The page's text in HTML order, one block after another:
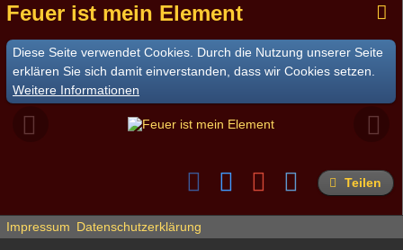
Feuer ist mein Element
Diese Seite verwendet Cookies. Durch die Nutzung unserer Seite
erklären Sie sich damit einverstanden, dass wir Cookies setzen.
Weitere Informationen
Teilen
Impressum Datenschutzerklärung